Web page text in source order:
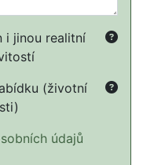
i jinou realitní
(životní
údajů